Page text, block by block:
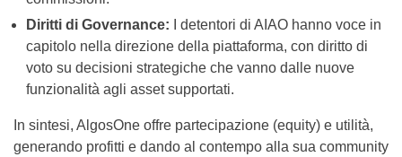
Diritti di Governance: I detentori di AIAO hanno voce in
capitolo nella direzione della piattaforma, con diritto di
voto su decisioni strategiche che vanno dalle nuove
funzionalità agli asset supportati.
In sintesi, AlgosOne offre partecipazione (equity) e utilità,
generando profitti e dando al contempo alla sua community